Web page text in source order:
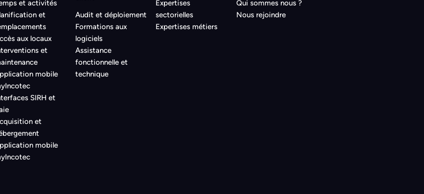
et activités
et
aux locaux
et
mobile
SIRH et
et
mobile
Audit et déploiement
Formations aux
logiciels
Assistance
fonctionnelle et
technique
Expertises
sectorielles
Expertises métiers
Qui sommes nous ?
Nous rejoindre